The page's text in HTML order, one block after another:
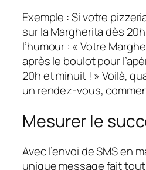
Exemple : Si votre
sur la Margherita dès
l’humour : « Votre
après le boulot pour
20h et minuit ! » Voilà,
un rendez-vous,
Mesurer le
Avec l’envoi de SMS en
unique message fait